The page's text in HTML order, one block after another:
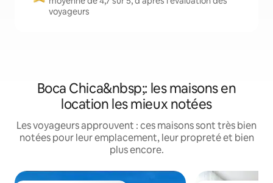
voyageurs
Boca Chica&nbsp;: les maisons en
location les mieux notées
Les voyageurs approuvent : ces maisons sont très bien
notées pour leur emplacement, leur propreté et bien
plus encore.